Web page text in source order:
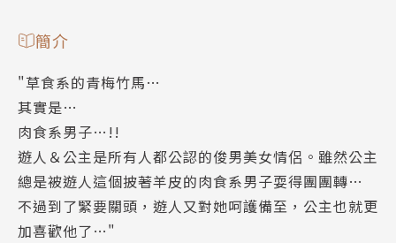
簡介
"草食系的青梅竹馬…
其實是…
肉食系男子…!!
遊人＆公主是所有人都公認的俊男美女情侶。雖然公主
總是被遊人這個披著羊皮的肉食系男子耍得團團轉…
不過到了緊要關頭，遊人又對她呵護備至，公主也就更
加喜歡他了…"